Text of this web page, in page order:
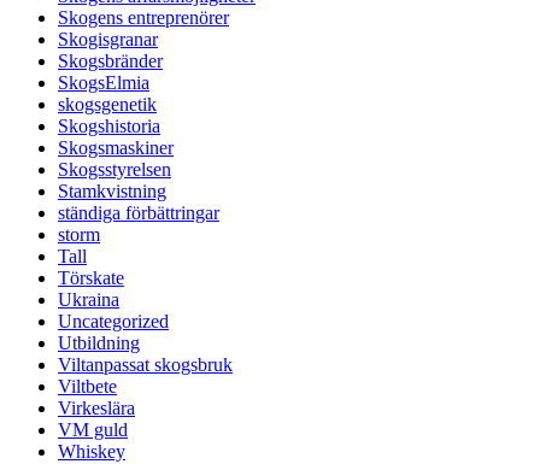
Skogens entreprenörer
Skogisgranar
Skogsbränder
SkogsElmia
skogsgenetik
Skogshistoria
Skogsmaskiner
Skogsstyrelsen
Stamkvistning
ständiga förbättringar
storm
Tall
Törskate
Ukraina
Uncategorized
Utbildning
Viltanpassat skogsbruk
Viltbete
Virkeslära
VM guld
Whiskey